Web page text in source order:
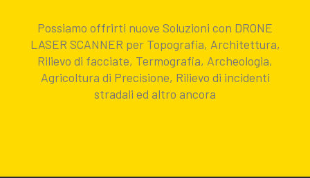
Possiamo offrirti nuove Soluzioni con DRONE
LASER SCANNER per Topografia, Architettura,
Rilievo di facciate, Termografia, Archeologia,
Agricoltura di Precisione, Rilievo di incidenti
stradali ed altro ancora